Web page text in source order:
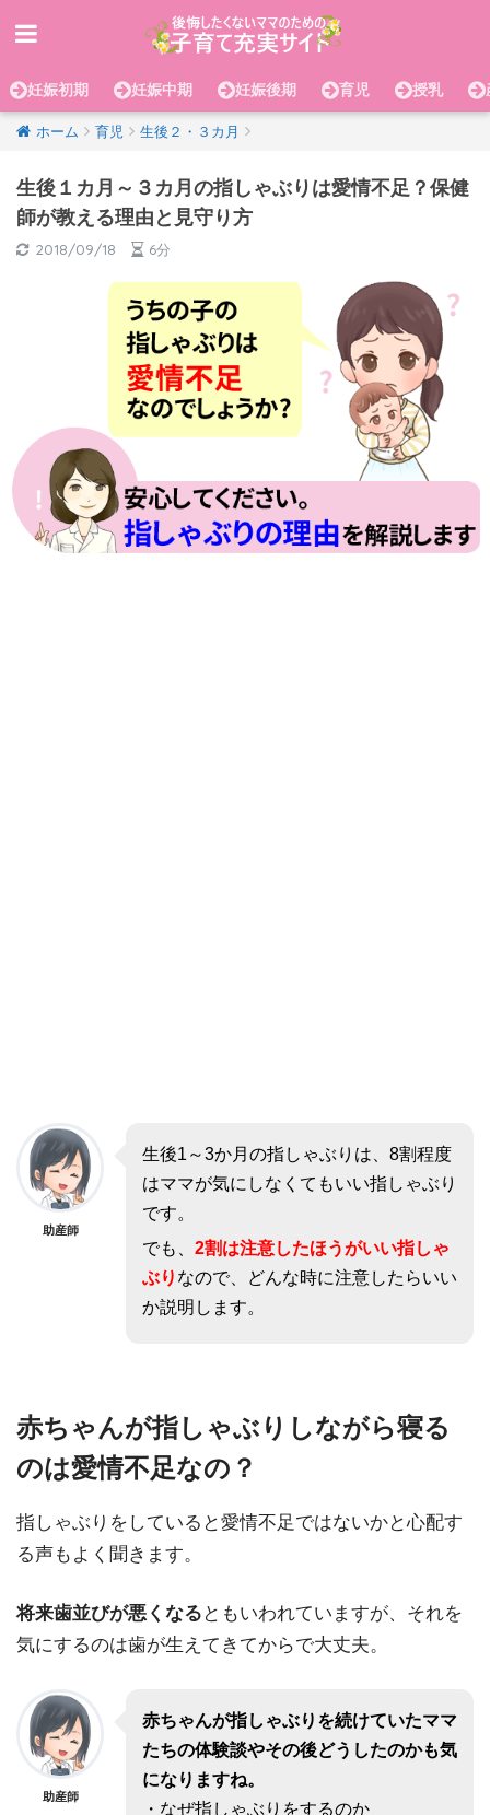
妊娠初期 妊娠中期 妊娠後期 育児 授乳
ホーム 育児 生後２・３カ月
生後１カ月～３カ月の指しゃぶりは愛情不足？保健
師が教える理由と見守り方
2018/09/18 6分
助産師
生後1～3か月の指しゃぶりは、8割程度
はママが気にしなくてもいい指しゃぶり
です。
でも、 2割は注意したほうがいい指しゃ
ぶり なので、どんな時に注意したらいい
か説明します。
赤ちゃんが指しゃぶりしながら寝る
のは愛情不足なの？
指しゃぶりをしていると愛情不足ではないかと心配す
る声もよく聞きます。
将来歯並びが悪くなる ともいわれていますが、それを
気にするのは歯が生えてきてからで大丈夫。
助産師
赤ちゃんが指しゃぶりを続けていたママ
たちの体験談やその後どうしたのかも気
になりますね。
・なぜ指しゃぶりをするのか